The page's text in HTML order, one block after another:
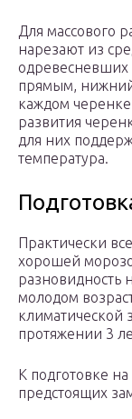
Для массового
нарезают из
одревесневших
прямым,
каждом
развития
для них
температура.
Практически
хорошей
разновидность
молодом
климатической
протяжении 3
К подготовке
предстоящих